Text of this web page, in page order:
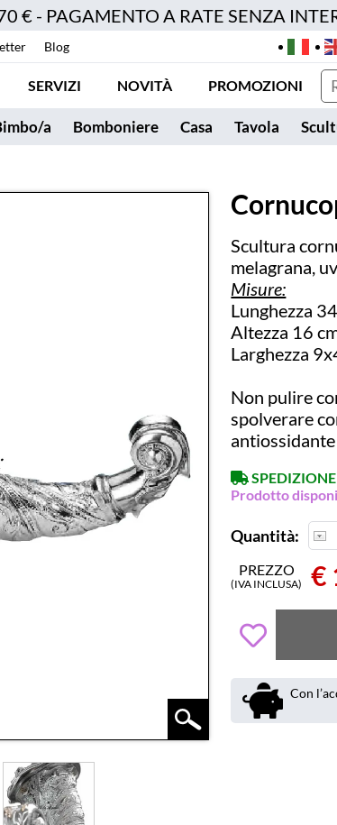
€ - PAGAMENTO A RATE SENZA
Blog
SERVIZI NOVITÀ PROMOZIONI
a Bomboniere Casa Tavola
Scultura
melagrana,
Misure:
Lunghezza
Altezza 16
Larghezza
Non pulire
spolverare
Prodotto
Quantità:
PREZZO
(IVA INCLUSA) €
Con